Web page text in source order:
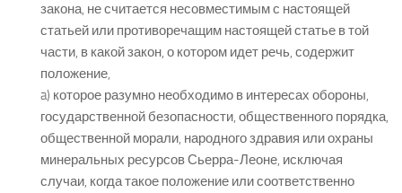
закона, не считается несовместимым с настоящей
статьей или противоречащим настоящей статье в той
части, в какой закон, о котором идет речь, содержит
положение,
a) которое разумно необходимо в интересах обороны,
государственной безопасности, общественного порядка,
общественной морали, народного здравия или охраны
минеральных ресурсов Сьерра-Леоне, исключая
случаи, когда такое положение или соответственно